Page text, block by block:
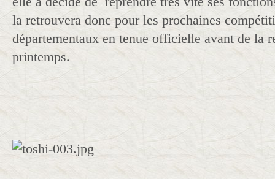
la retrouvera donc pour les prochaines
départementaux en tenue officielle avant de la
printemps.